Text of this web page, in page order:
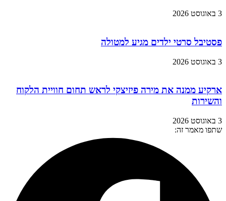
3 באוגוסט 2026
פסטיבל סרטי ילדים מגיע למטולה
3 באוגוסט 2026
ארקיע ממנה את מירה פיזיצקי לראש תחום חוויית הלקוח
והשירות
3 באוגוסט 2026
שתפו מאמר זה: